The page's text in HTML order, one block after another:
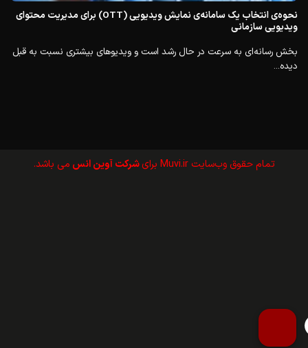
نحوه‌ی انتخاب یک سامانه‌ی نمایش ویدیویی (OTT) برای مدیریت محتوای
ویدیویی سازمانی
بخش رسانه‌ای به سرعت در حال رشد است و ویدیوهای بیشتری نسبت به قبل
دیده...
تمام حقوق وب‌سايت Muvi.ir برای شرکت آوین انس می باشد.